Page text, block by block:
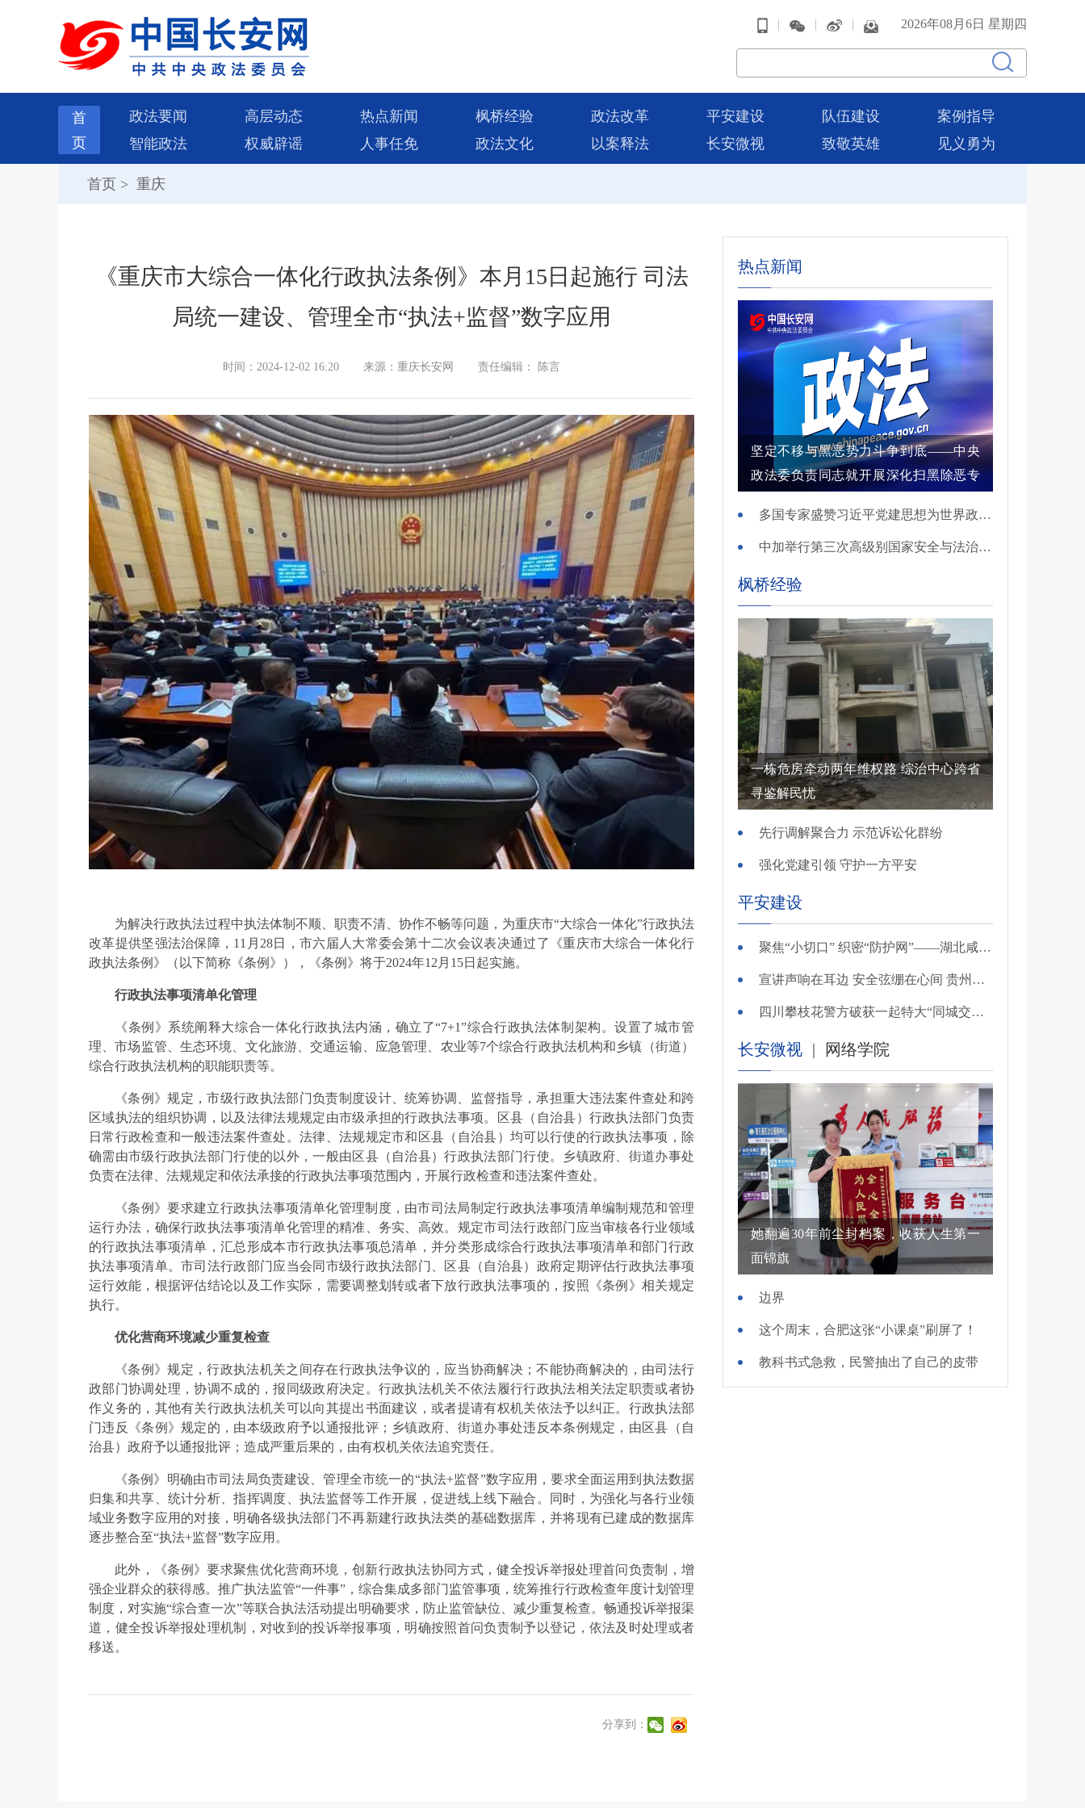
| | | 2026年08月6日 星期四
首
页
政法要闻 高层动态 热点新闻 枫桥经验 政法改革 平安建设 队伍建设
案例指导
智能政法
权威辟谣 人事任免 政法文化 以案释法 长安微视 致敬英雄 见义勇为
首页 > 重庆
《重庆市大综合一体化行政执法条例》本月15日起施行 司法
局统一建设、管理全市“执法+监督”数字应用
时间：2024-12-02 16:20 来源：重庆长安网 责任编辑： 陈言
为解决行政执法过程中执法体制不顺、职责不清、协作不畅等问题，为重庆市“大综合一体化”行政执法
改革提供坚强法治保障，11月28日，市六届人大常委会第十二次会议表决通过了《重庆市大综合一体化行
政执法条例》（以下简称《条例》），《条例》将于2024年12月15日起实施。
行政执法事项清单化管理
《条例》系统阐释大综合一体化行政执法内涵，确立了“7+1”综合行政执法体制架构。设置了城市管
理、市场监管、生态环境、文化旅游、交通运输、应急管理、农业等7个综合行政执法机构和乡镇（街道）
综合行政执法机构的职能职责等。
《条例》规定，市级行政执法部门负责制度设计、统筹协调、监督指导，承担重大违法案件查处和跨
区域执法的组织协调，以及法律法规规定由市级承担的行政执法事项。区县（自治县）行政执法部门负责
日常行政检查和一般违法案件查处。法律、法规规定市和区县（自治县）均可以行使的行政执法事项，除
确需由市级行政执法部门行使的以外，一般由区县（自治县）行政执法部门行使。乡镇政府、街道办事处
负责在法律、法规规定和依法承接的行政执法事项范围内，开展行政检查和违法案件查处。
《条例》要求建立行政执法事项清单化管理制度，由市司法局制定行政执法事项清单编制规范和管理
运行办法，确保行政执法事项清单化管理的精准、务实、高效。规定市司法行政部门应当审核各行业领域
的行政执法事项清单，汇总形成本市行政执法事项总清单，并分类形成综合行政执法事项清单和部门行政
执法事项清单。市司法行政部门应当会同市级行政执法部门、区县（自治县）政府定期评估行政执法事项
运行效能，根据评估结论以及工作实际，需要调整划转或者下放行政执法事项的，按照《条例》相关规定
执行。
优化营商环境减少重复检查
《条例》规定，行政执法机关之间存在行政执法争议的，应当协商解决；不能协商解决的，由司法行
政部门协调处理，协调不成的，报同级政府决定。行政执法机关不依法履行行政执法相关法定职责或者协
作义务的，其他有关行政执法机关可以向其提出书面建议，或者提请有权机关依法予以纠正。行政执法部
门违反《条例》规定的，由本级政府予以通报批评；乡镇政府、街道办事处违反本条例规定，由区县（自
治县）政府予以通报批评；造成严重后果的，由有权机关依法追究责任。
《条例》明确由市司法局负责建设、管理全市统一的“执法+监督”数字应用，要求全面运用到执法数据
归集和共享、统计分析、指挥调度、执法监督等工作开展，促进线上线下融合。同时，为强化与各行业领
域业务数字应用的对接，明确各级执法部门不再新建行政执法类的基础数据库，并将现有已建成的数据库
逐步整合至“执法+监督”数字应用。
此外，《条例》要求聚焦优化营商环境，创新行政执法协同方式，健全投诉举报处理首问负责制，增
强企业群众的获得感。推广执法监管“一件事”，综合集成多部门监管事项，统筹推行行政检查年度计划管理
制度，对实施“综合查一次”等联合执法活动提出明确要求，防止监管缺位、减少重复检查。畅通投诉举报渠
道，健全投诉举报处理机制，对收到的投诉举报事项，明确按照首问负责制予以登记，依法及时处理或者
移送。
分享到：
热点新闻
坚定不移与黑恶势力斗争到底——中央
政法委负责同志就开展深化扫黑除恶专
多国专家盛赞习近平党建思想为世界政党建设提供重要启迪
中加举行第三次高级别国家安全与法治对话
枫桥经验
一栋危房牵动两年维权路 综治中心跨省
寻鉴解民忧
先行调解聚合力 示范诉讼化群纷
强化党建引领 守护一方平安
平安建设
聚焦“小切口” 织密“防护网”——湖北咸安公安开展精准清查行动净化夏夜治安环境
宣讲声响在耳边 安全弦绷在心间 贵州交警深入开展夏季交通安全宣传活动
四川攀枝花警方破获一起特大“同城交友”电信网络诈骗案
长安微视 | 网络学院
她翻遍30年前尘封档案，收获人生第一
面锦旗
边界
这个周末，合肥这张“小课桌”刷屏了！
教科书式急救，民警抽出了自己的皮带